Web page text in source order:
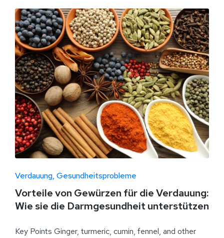
Verdauung Gesundheitsprobleme
Vorteile von Gewürzen für die Verdauung:
Wie sie die Darmgesundheit unterstützen
Key Points Ginger, turmeric, cumin, fennel, and other